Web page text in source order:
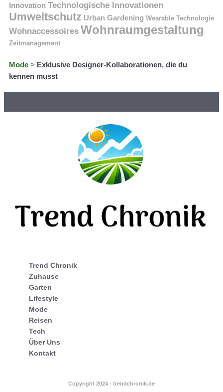
Innovation Technologische Innovationen
Umweltschutz Urban Gardening Wearable Technologie
Wohnaccessoires Wohnraumgestaltung
Zeitmanagement
Mode > Exklusive Designer-Kollaborationen, die du
kennen musst
Trend Chronik
Zuhause
Garten
Lifestyle
Mode
Reisen
Tech
Über Uns
Kontakt
Copyright 2024 - trendchronik.de